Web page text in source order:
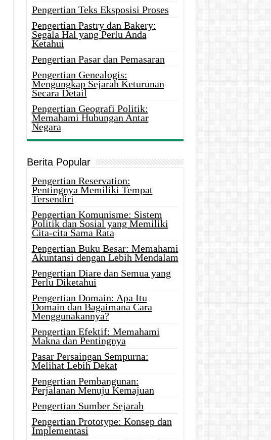
Pengertian Teks Eksposisi Proses
Pengertian Pastry dan Bakery:
Segala Hal yang Perlu Anda
Ketahui
Pengertian Pasar dan Pemasaran
Pengertian Genealogis:
Mengungkap Sejarah Keturunan
Secara Detail
Pengertian Geografi Politik:
Memahami Hubungan Antar
Negara
Berita Popular
Pengertian Reservation:
Pentingnya Memiliki Tempat
Tersendiri
Pengertian Komunisme: Sistem
Politik dan Sosial yang Memiliki
Cita-cita Sama Rata
Pengertian Buku Besar: Memahami
Akuntansi dengan Lebih Mendalam
Pengertian Diare dan Semua yang
Perlu Diketahui
Pengertian Domain: Apa Itu
Domain dan Bagaimana Cara
Menggunakannya?
Pengertian Efektif: Memahami
Makna dan Pentingnya
Pasar Persaingan Sempurna:
Melihat Lebih Dekat
Pengertian Pembangunan:
Perjalanan Menuju Kemajuan
Pengertian Sumber Sejarah
Pengertian Prototype: Konsep dan
Implementasi